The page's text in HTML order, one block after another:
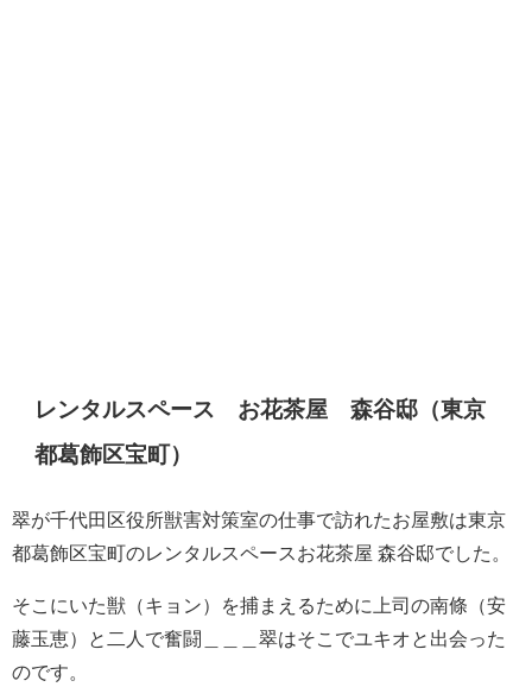
レンタルスペース お花茶屋 森谷邸（東京
都葛飾区宝町）
翠が千代田区役所獣害対策室の仕事で訪れたお屋敷は東京
都葛飾区宝町のレンタルスペースお花茶屋 森谷邸でした。
そこにいた獣（キョン）を捕まえるために上司の南條（安
藤玉恵）と二人で奮闘＿＿＿翠はそこでユキオと出会った
のです。